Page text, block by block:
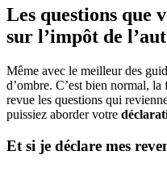
Les questions que
sur l’impôt de
Même avec le meilleur des
d’ombre. C’est bien normal, la
revue les questions qui
puissiez aborder votre
Et si je déclare mes